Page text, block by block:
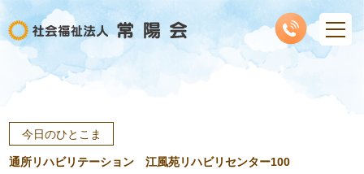
今日のひとこま
通所リハビリテーション 江風苑リハビリセンター100